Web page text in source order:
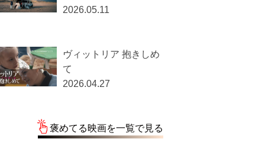
2026.05.11
ヴィットリア 抱きしめ
て
2026.04.27
褒めてる映画を一覧で見る